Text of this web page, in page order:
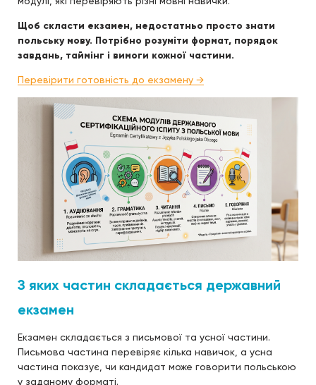
Щоб скласти екзамен, недостатньо просто знати
польську мову. Потрібно розуміти формат, порядок
завдань, таймінг і вимоги кожної частини.
Перевірити готовність до екзамену →
З яких частин складається державний
екзамен
Екзамен складається з письмової та усної частини.
Письмова частина перевіряє кілька навичок, а усна
частина показує, чи кандидат може говорити польською
у заданому форматі.